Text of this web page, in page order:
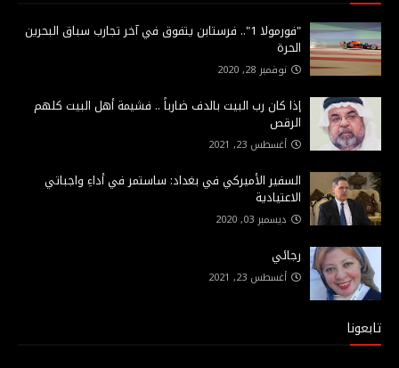
"فورمولا 1".. فرستابن يتفوق في آخر تجارب سباق البحرين
الحرة
نوفمبر 28, 2020
إذا كان رب البيت بالدف ضارباً .. فشيمة أهل البيت كلهم
الرقص
أغسطس 23, 2021
السفير الأميركي في بغداد: ساستمر في أداءِ واجباتي
الاعتيادية
ديسمبر 03, 2020
رجائي
أغسطس 23, 2021
تابعونا